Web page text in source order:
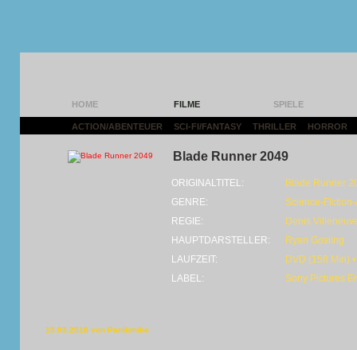
HOME FILME SPIELE
ACTION/ABENTEUER SCI-FI/FANTASY THRILLER HORROR
Blade Runner 2049
ORIGINALTITEL:
Blade Runner
GENRE:
Science-
REGIE:
Denis
HAUPTDARSTELLER:
Ryan Gosling
LAUFZEIT:
DVD (158 Min)
LABEL:
Sony Pictures
15.03.2018 von Panikmike